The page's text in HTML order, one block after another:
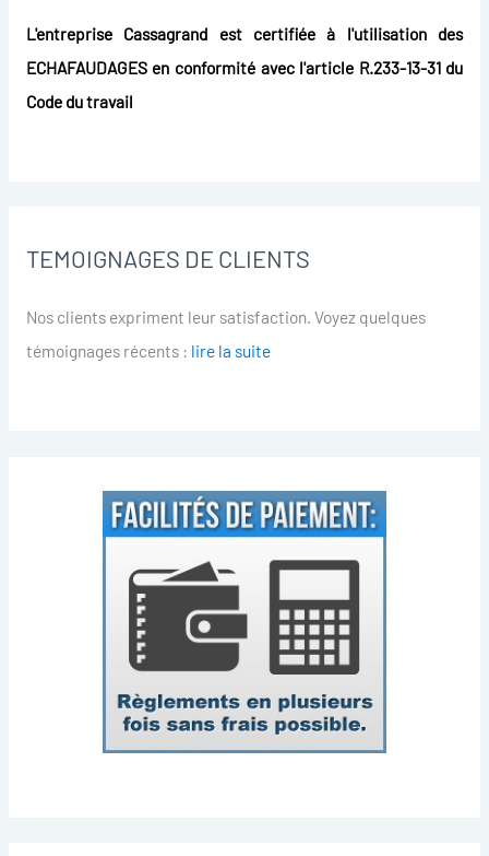
L'entreprise Cassagrand est certifiée à l'utilisation des
ECHAFAUDAGES en conformité avec l'article R.233-13-31 du
Code du travail
TEMOIGNAGES DE CLIENTS
Nos clients expriment leur satisfaction. Voyez quelques
témoignages récents : lire la suite